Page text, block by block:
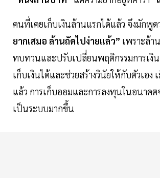
คนที่เคยเก็บเงินล้านแรกได้แล้ว จึงมักพูด
ยากเสมอ ล้านถัดไปง่ายแล้ว” เพราะล้า
ทบทวนและปรับเปลี่ยนพฤติกรรมการเงิน
เก็บเงินได้และช่วยสร้างวินัยให้กับตัวเอง
แล้ว การเก็บออมและการลงทุนในอนาคต
เป็นระบบมากขึ้น